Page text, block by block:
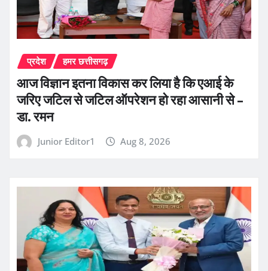
प्रदेश हमर छत्तीसगढ़
आज विज्ञान इतना विकास कर लिया है कि एआई के
जरिए जटिल से जटिल ऑपरेशन हो रहा आसानी से –
डा. रमन
Junior Editor1 Aug 8, 2026